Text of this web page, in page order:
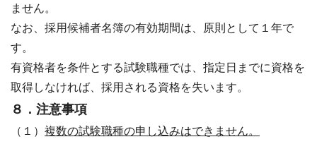
ません。
なお、採用候補者名簿の有効期間は、原則として１年で
す。
有資格者を条件とする試験職種では、指定日までに資格を
取得しなければ、採用される資格を失います。
８．注意事項
（１） 複数の試験職種の申し込みはできません。